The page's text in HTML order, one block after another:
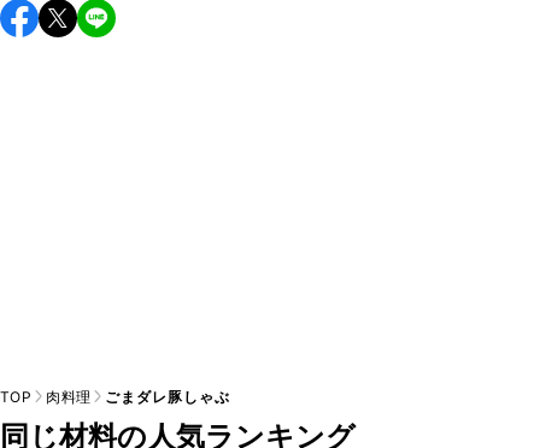
保存期間は冷蔵で翌日中が目安です。なるべくお早めにお召
し上がりください。
TOP 肉料理 ごまダレ豚しゃぶ
同じ材料の人気ランキング